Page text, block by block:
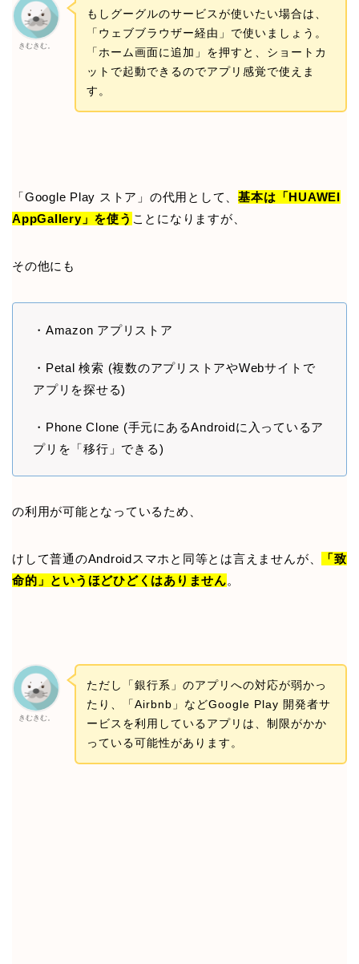
きむきむ。
もしグーグルのサービスが使いたい場合は、
「ウェブブラウザー経由」で使いましょう。
「ホーム画面に追加」を押すと、ショートカ
ットで起動できるのでアプリ感覚で使えま
す。
「Google Play ストア」の代用として、基本は「HUAWEI
AppGallery」を使う ことになりますが、
その他にも
・Amazon アプリストア
・Petal 検索 (複数のアプリストアやWebサイトで
アプリを探せる)
・Phone Clone (手元にあるAndroidに入っているア
プリを「移行」できる)
の利用が可能となっているため、
けして普通のAndroidスマホと同等とは言えませんが、
「致
命的」というほどひどくはありません。
きむきむ。
ただし「銀行系」のアプリへの対応が弱かっ
たり、「Airbnb」などGoogle Play 開発者サ
ービスを利用しているアプリは、制限がかか
っている可能性があります。